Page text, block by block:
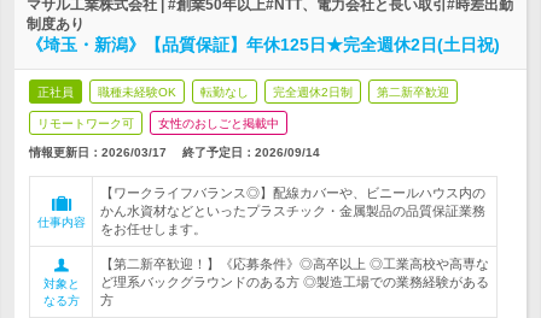
マサル工業株式会社 | #創業50年以上#NTT、電力会社と長い取引#時差出勤
制度あり
《埼玉・新潟》【品質保証】年休125日★完全週休2日(土日祝)
正社員 職種未経験OK 転勤なし 完全週休2日制 第二新卒歓迎
リモートワーク可 女性のおしごと掲載中
情報更新日：2026/03/17 終了予定日： 2026/09/14
仕事内容
【ワークライフバランス◎】配線カバーや、ビニールハウス内の
かん水資材などといったプラスチック・金属製品の品質保証業務
をお任せします。
対象と
なる方
【第二新卒歓迎！】《応募条件》◎高卒以上 ◎工業高校や高専な
ど理系バックグラウンドのある方 ◎製造工場での業務経験がある
方